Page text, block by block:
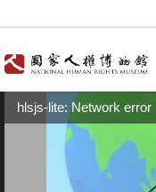
hlsjs-lite: Network error